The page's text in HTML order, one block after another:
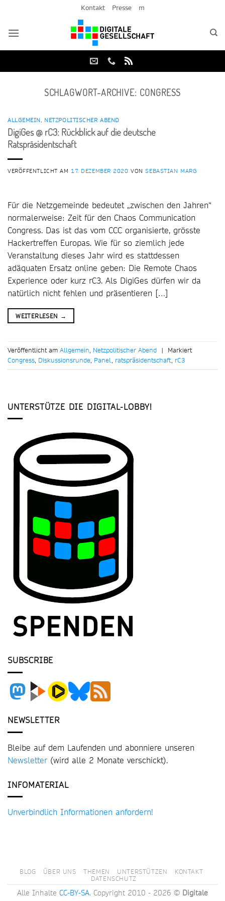
springen
Kontakt Presse m
SCHLAGWORT-ARCHIVE: CONGRESS
ALLGEMEIN, NETZPOLITISCHER ABEND
DigiGes @ rC3: Rückblick auf die deutsche
Ratspräsidentschaft
VERÖFFENTLICHT AM 17. DEZEMBER 2020 VONSEBASTIAN MARG
Für die Netzgemeinde bedeutet „zwischen den Jahren“
normalerweise: Zeit für den Chaos Communication
Congress. Das ist das vom CCC organisierte, grösste
Hackertreffen Europas. Wie für so ziemlich jede
Veranstaltung dieses Jahr wird es stattdessen
adäquaten Ersatz online geben: Die Remote Chaos
Experience oder kurz rC3. Als DigiGes dürfen wir da
natürlich nicht fehlen und präsentieren […]
WEITERLESEN →
Veröffentlicht am Allgemein, Netzpolitischer Abend |
Markiert
Congress, Diskussionsrunde, Panel, ratspräsidentschaft, rC3
UNTERSTÜTZE DIE DIGITAL-LOBBY!
SUBSCRIBE
NEWSLETTER
Bleibe auf dem Laufenden und abonniere unseren
Newsletter (wird alle 2 Monate verschickt).
INFOMATERIAL
Unverbindlich Informationen anfordern!
BLOG ÜBER UNS THEMEN UNTERSTÜTZEN
KONTAKT
DATENSCHUTZ
Alle Inhalte CC-BY-SA. Copyright 2010 - 2026 © Digitale